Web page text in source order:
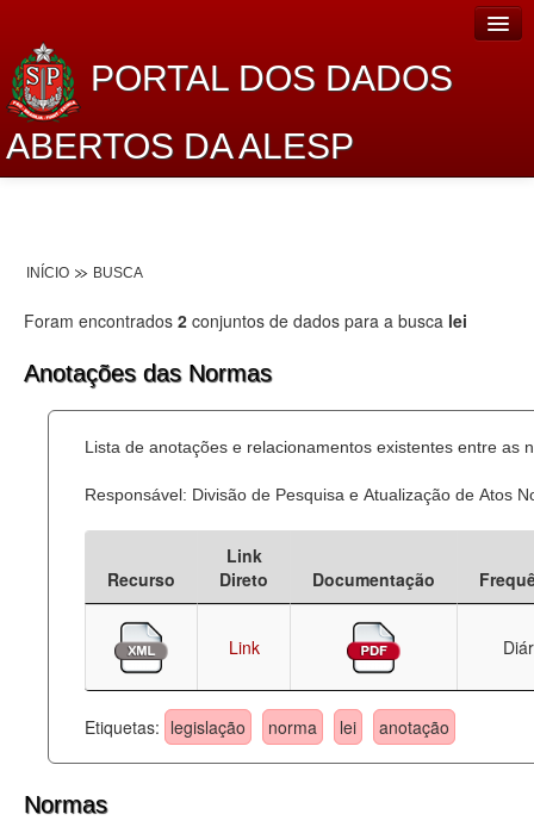
PORTAL DOS DADOS
ABERTOS DA ALESP
Lei de Acesso à Informação
Dados Governamentais Abertos
Processo Legislativo
Deputados Estaduais
Administração
Legislação
Perguntas frequentes
Contato
INÍCIO BUSCA
Foram encontrados 2 conjuntos de dados para a busca lei
Anotações das Normas
Lista de anotações e relacionamentos existentes entre as
Responsável: Divisão de Pesquisa e Atualização de Atos
Recurso
Link
Direto
Documentação
Link
Etiquetas: legislação norma lei anotação
Normas